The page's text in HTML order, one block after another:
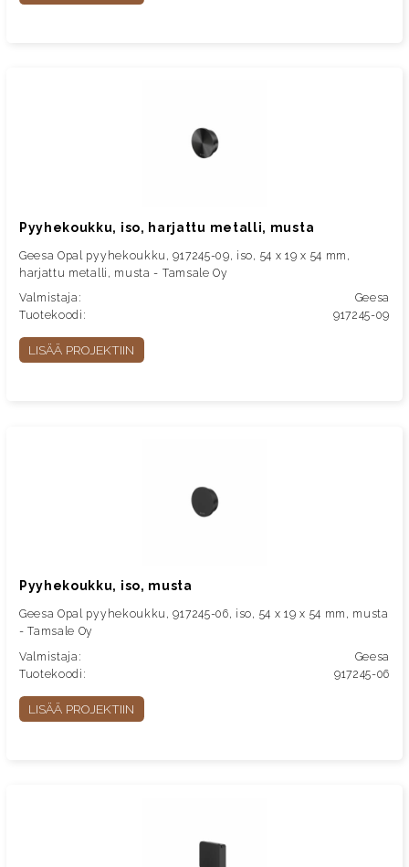
Pyyhekoukku, iso, harjattu metalli, musta
Geesa Opal pyyhekoukku, 917245-09, iso, 54 x 19 x 54 mm,
harjattu metalli, musta - Tamsale Oy
Valmistaja:
Geesa
Tuotekoodi:
917245-09
LISÄÄ PROJEKTIIN
Pyyhekoukku, iso, musta
Geesa Opal pyyhekoukku, 917245-06, iso, 54 x 19 x 54 mm, musta
- Tamsale Oy
Valmistaja:
Geesa
Tuotekoodi:
917245-06
LISÄÄ PROJEKTIIN